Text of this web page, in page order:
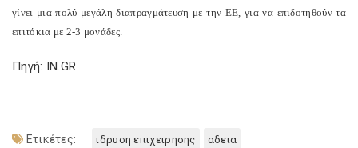
γίνει μια πολύ μεγάλη διαπραγμάτευση με την ΕΕ, για να επιδοτηθούν τα
επιτόκια με 2-3 μονάδες.
Πηγή: IN.GR
Ετικέτες: ιδρυση επιχειρησης αδεια